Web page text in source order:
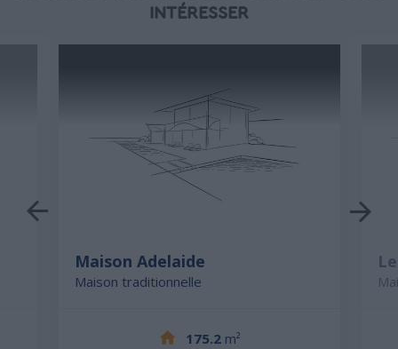
INTÉRESSER
Maison Adelaide
Maison traditionnelle
175.2m²